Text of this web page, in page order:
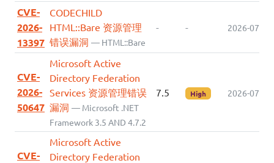
CVE-
2026-
13397
CODECHILD
HTML::Bare 资源管理
错误漏洞 — HTML::Bare
- - 2026-07-16
CVE-
2026-
50647
Microsoft Active
Directory Federation
Services 资源管理错误
漏洞 — Microsoft .NET
Framework 3.5 AND 4.7.2
7.5 High 2026-07-14
CVE-
Microsoft Active
Directory Federation